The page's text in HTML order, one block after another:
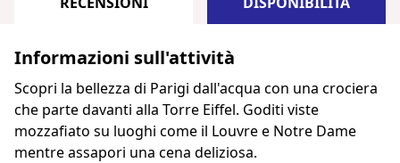
Informazioni sull'attività
Scopri la bellezza di Parigi dall'acqua con una crociera
che parte davanti alla Torre Eiffel. Goditi viste
mozzafiato su luoghi come il Louvre e Notre Dame
mentre assapori una cena deliziosa.